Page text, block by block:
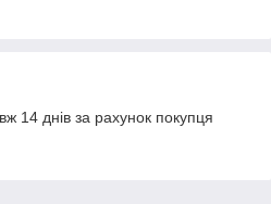
14 днів за рахунок покупця